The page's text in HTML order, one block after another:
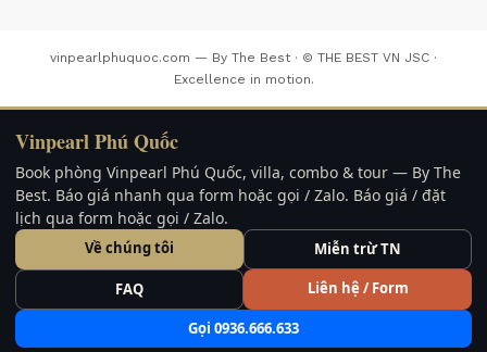
vinpearlphuquoc.com — By The Best · © THE BEST VN JSC ·
Excellence in motion.
Vinpearl Phú Quốc
Book phòng Vinpearl Phú Quốc, villa, combo & tour — By The
Best. Báo giá nhanh qua form hoặc gọi / Zalo. Báo giá / đặt
lịch qua form hoặc gọi / Zalo.
Về chúng tôi Miễn trừ TN
FAQ Liên hệ / Form
Gọi 0936.666.633